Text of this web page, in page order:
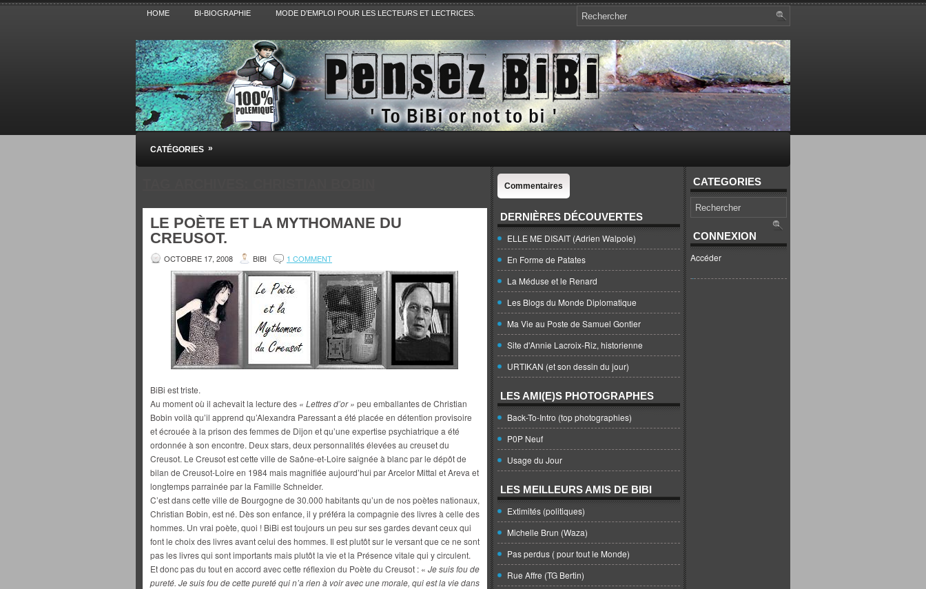
HOME BI-BIOGRAPHIE MODE D’EMPLOI POUR LES LECTEURS ET LECTRICES.
Pensez BiBi
Blog polémique sur l'Actualité, la Culture, la Politique, le Sport,. Avec Revue de presse et de blogs.
CATÉGORIES »
LE POÈTE ET LA MYTHOMANE DU
CREUSOT.
OCTOBRE 17, 2008 BIBI 1 COMMENT
BiBi est triste.
Au moment où il achevait la lecture des « Lettres d’or » peu emballantes de Christian
Bobin voilà qu’il apprend qu’Alexandra Paressant a été placée en détention provisoire
et écrouée à la prison des femmes de Dijon et qu’une expertise psychiatrique a été
ordonnée à son encontre. Deux stars, deux personnalités élevées au creuset du
Creusot. Le Creusot est cette ville de Saône-et-Loire saignée à blanc par le dépôt de
bilan de Creusot-Loire en 1984 mais magnifiée aujourd’hui par Arcelor Mittal et Areva et
longtemps parrainée par la Famille Schneider.
C’est dans cette ville de Bourgogne de 30.000 habitants qu’un de nos poètes nationaux,
Christian Bobin, est né. Dès son enfance, il y préféra la compagnie des livres à celle des
hommes. Un vrai poète, quoi ! BiBi est toujours un peu sur ses gardes devant ceux qui
font le choix des livres avant celui des hommes. Il est plutôt sur le versant que ce ne sont
pas les livres qui sont importants mais plutôt la vie et la Présence vitale qui y circulent.
Et donc pas du tout en accord avec cette réflexion du Poète du Creusot : « Je suis fou de
pureté. Je suis fou de cette pureté qui n’a rien à voir avec une morale, qui est la vie dans
Commentaires
DERNIÈRES DÉCOUVERTES
ELLE ME DISAIT (Adrien Walpole)
En Forme de Patates
La Méduse et le Renard
Les Blogs du Monde Diplomatique
Ma Vie au Poste de Samuel Gontier
Site d'Annie Lacroix-Riz, historienne
URTIKAN (et son dessin du jour)
LES AMI(E)S PHOTOGRAPHES
Back-To-Intro (top photographies)
P0P Neuf
Usage du Jour
LES MEILLEURS AMIS DE BIBI
Extimités (politiques)
Michelle Brun (Waza)
Pas perdus ( pour tout le Monde)
Rue Affre (TG Bertin)
CATEGORIES
CONNEXION
Accéder